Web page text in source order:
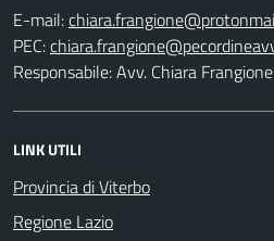
E-mail:
PEC:
Responsabile: Avv. Chiara Frangione
LINK UTILI
Provincia di Viterbo
Regione Lazio